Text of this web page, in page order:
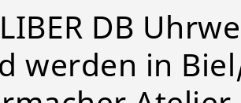
DB
werden in